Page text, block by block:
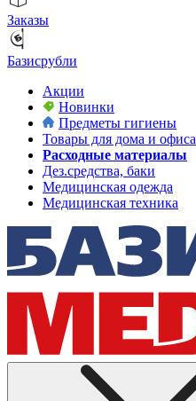
Заказы
Базисрубли
Акции
Новинки
Предметы гигиены
Товары для дома и офиса
Расходные материалы
Дез.средства, баки
Медицинская одежда
Медицинская техника